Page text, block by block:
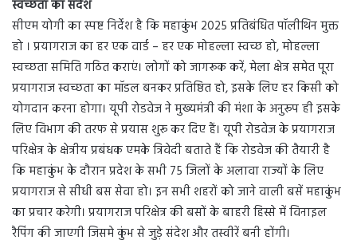
स्वच्छता का संदेश
सीएम योगी का स्पष्ट निर्देश है कि महाकुंभ 2025 प्रतिबंधित पॉलीथिन मुक्त
हो । प्रयागराज का हर एक वार्ड – हर एक मोहल्ला स्वच्छ हो, मोहल्ला
स्वच्छता समिति गठित कराएं। लोगों को जागरूक करें, मेला क्षेत्र समेत पूरा
प्रयागराज स्वच्छता का मॉडल बनकर प्रतिष्ठित हो, इसके लिए हर किसी को
योगदान करना होगा। यूपी रोडवेज ने मुख्यमंत्री की मंशा के अनुरूप ही इसके
लिए विभाग की तरफ से प्रयास शुरू कर दिए हैं। यूपी रोडवेज के प्रयागराज
परिक्षेत्र के क्षेत्रीय प्रबंधक एमके त्रिवेदी बताते हैं कि रोडवेज की तैयारी है
कि महाकुंभ के दौरान प्रदेश के सभी 75 जिलों के अलावा राज्यों के लिए
प्रयागराज से सीधी बस सेवा हो। इन सभी शहरों को जाने वाली बसें महाकुंभ
का प्रचार करेगी। प्रयागराज परिक्षेत्र की बसों के बाहरी हिस्से में विनाइल
रैपिंग की जाएगी जिसमे कुंभ से जुड़े संदेश और तस्वीरें बनी होंगी।